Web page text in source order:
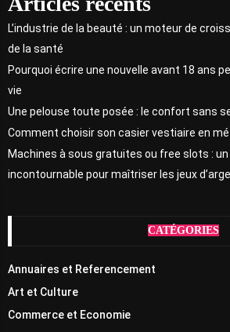
L’industrie de la beauté : un moteur de
de la santé
Pourquoi écrire une nouvelle avant 18 ans
vie
Une pelouse toute posée : le confort sans
Comment choisir son casier vestiaire en
Machines à sous gratuites ou free slots :
incontournable pour maîtriser les jeux
CATÉGORIES
Annuaires et Referencement
Art et Culture
Commerce et Economie